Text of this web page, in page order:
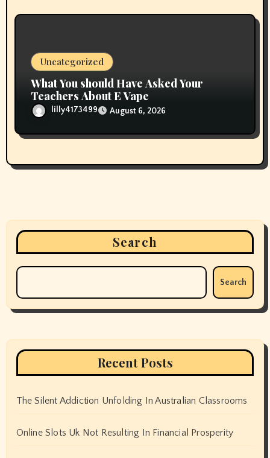
Uncategorized
What You should Have Asked Your
Teachers About E Vape
lilly4173499 August 6, 2026
Search
Search
Recent Posts
The Silent Addiction Unfolding In Australian Classrooms
Online Slots Uk Not Resulting In Financial Prosperity